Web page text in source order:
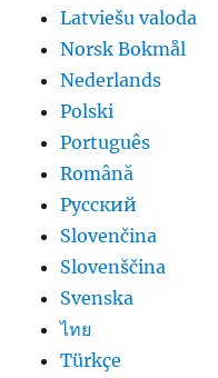
Latviešu valoda
Norsk Bokmål
Nederlands
Polski
Português
Română
Русский
Slovenčina
Slovenščina
Svenska
ไทย
Türkçe